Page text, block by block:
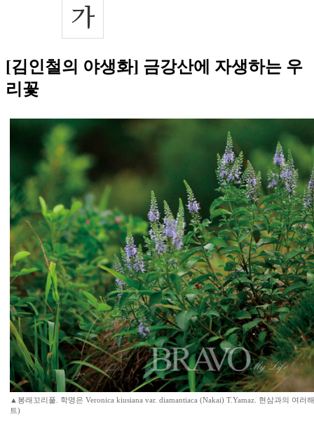
[김인철의 야생화] 금강산에 자생하는 우
리꽃
▲봉래꼬리풀. 학명은 Veronica kiusiana var. diamantiaca (Nakai) T.Yamaz. 현삼과의 여러
트)